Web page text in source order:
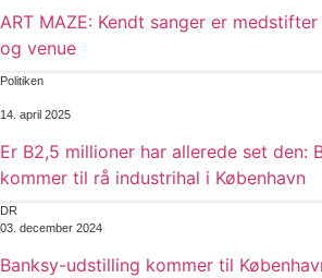
ART MAZE: Kendt sanger er
og venue
Politiken
14. april 2025
Er B2,5 millioner har allerede set den:
kommer til rå industrihal i København
DR
03. december 2024
Banksy-udstilling kommer til